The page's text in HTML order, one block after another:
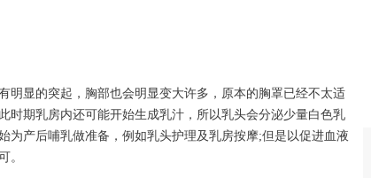
明显的突起，胸部也会明显变大许多，原本的胸罩已经不太适
时期乳房内还可能开始生成乳汁，所以乳头会分泌少量白色乳
为产后哺乳做准备，例如乳头护理及乳房按摩;但是以促进血液
。